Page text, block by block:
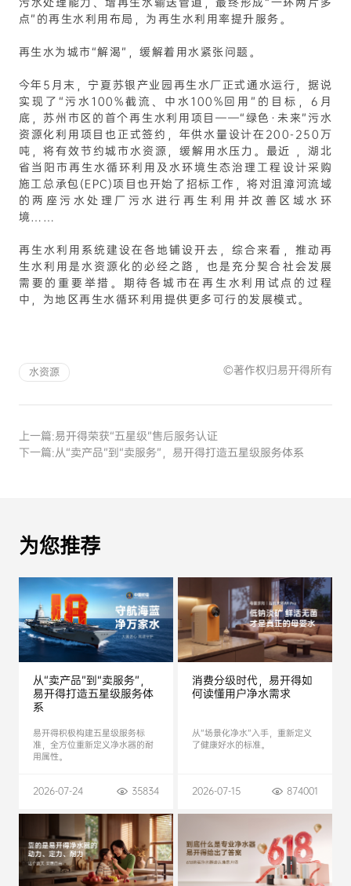
点”的再生水利用布局，为再生水利用率提升服务。
再生水为城市“解渴”，缓解着用水紧张问题。
今年5月末，宁夏苏银产业园再生水厂正式通水运行，据说
实现了“污水100%截流、中水100%回用”的目标，6月
底，苏州市区的首个再生水利用项目——“绿色·未来”污水
资源化利用项目也正式签约，年供水量设计在200-250万
吨，将有效节约城市水资源，缓解用水压力。最近 ，湖北
省当阳市再生水循环利用及水环境生态治理工程设计采购
施工总承包(EPC)项目也开始了招标工作，将对沮漳河流域
的两座污水处理厂污水进行再生利用并改善区域水环
境……
再生水利用系统建设在各地铺设开去，综合来看，推动再
生水利用是水资源化的必经之路，也是充分契合社会发展
需要的重要举措。期待各城市在再生水利用试点的过程
中，为地区再生水循环利用提供更多可行的发展模式。
水资源 ©著作权归易开得所有
上一篇:易开得荣获“五星级”售后服务认证
下一篇:从“卖产品”到“卖服务”，易开得打造五星级服务体系
为您推荐
从“卖产品”到“卖服务”，
易开得打造五星级服务体
系
易开得积极构建五星级服务标
准，全方位重新定义净水器的耐
用属性。
2026-07-24 35834
消费分级时代，易开得如
何读懂用户净水需求
从“场景化净水”入手，重新定义
了健康好水的标准。
2026-07-15 874001